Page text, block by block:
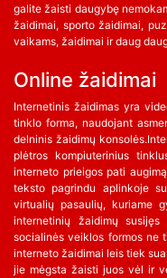
galite žaisti daugybę
žaidimai, sporto žaidimai,
vaikams, žaidimai ir daug
Online žaidimai
Internetinis žaidimas yra
tinklo forma, naudojant
delninis žaidimų
plėtros kompiuterinius
interneto prieigos pati
teksto pagrindu aplinkoje
virtualių pasaulių, kuriame
internetinių žaidimų susijęs
socialinės veiklos formos ne
interneto žaidimai leis tiek
jie mėgsta žaisti juos vėl ir